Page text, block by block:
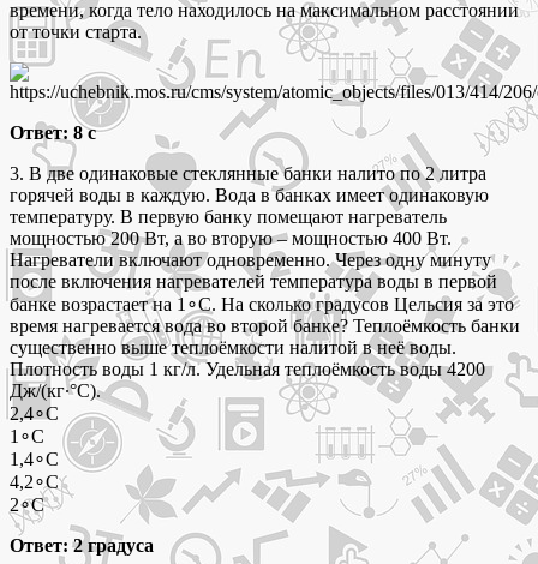
времени, когда тело находилось на максимальном расстоянии
от точки старта.
Ответ: 8 с
3. В две одинаковые стеклянные банки налито по 2 литра
горячей воды в каждую. Вода в банках имеет одинаковую
температуру. В первую банку помещают нагреватель
мощностью 200 Вт, а во вторую – мощностью 400 Вт.
Нагреватели включают одновременно. Через одну минуту
после включения нагревателей температура воды в первой
банке возрастает на 1∘C. На сколько градусов Цельсия за это
время нагревается вода во второй банке? Теплоёмкость банки
существенно выше теплоёмкости налитой в неё воды.
Плотность воды 1 кг/л. Удельная теплоёмкость воды 4200
Дж/(кг∙°С).
2,4∘C
1∘C
1,4∘C
4,2∘C
2∘C
Ответ: 2 градуса